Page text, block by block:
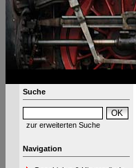
Suche
zur erweiterten Suche
Navigation